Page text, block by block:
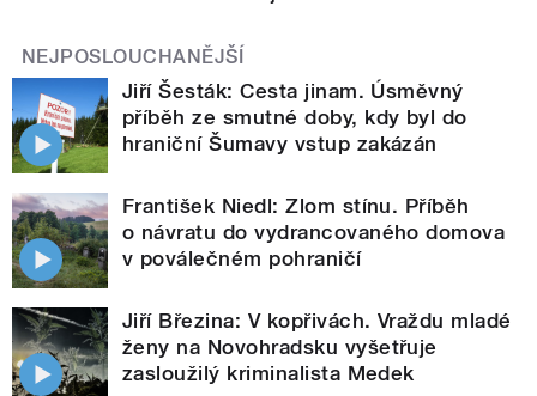
NEJPOSLOUCHANĚJŠÍ
Jiří Šesták: Cesta jinam. Úsměvný
příběh ze smutné doby, kdy byl do
hraniční Šumavy vstup zakázán
František Niedl: Zlom stínu. Příběh
o návratu do vydrancovaného domova
v poválečném pohraničí
Jiří Březina: V kopřivách. Vraždu mladé
ženy na Novohradsku vyšetřuje
zasloužilý kriminalista Medek